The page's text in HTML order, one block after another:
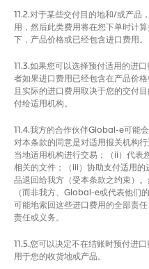
11.2.对于某些交付目的地和/或产
用，然后此类费用将在您下单时计
下，产品价格或已经包含进口费用。
11.3.如果您可以选择预付适用的进
者如果进口费用已经包含在产品价
且实际的进口费用取决于您的交付
付给适用机构。
11.4.我方的合作伙伴Global-e可能
对本条款的同意是对适用报关机构
当地适用机构进行交易；（ii）代表
相关的文件；（iii）协助支付适用
品退回给我方（受本条款之约束）
（而非我方、Global-e或代表他们
可能地索回这些进口费用的全部责
责任或义务。
11.5.您可以决定不在结账时预付进
用于您的收货地或产品。